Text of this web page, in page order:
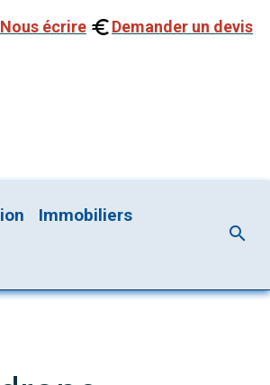
Nous écrire Demander un devis
Immobiliers